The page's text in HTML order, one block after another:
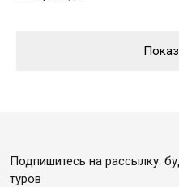
Бразилия
Подпишитесь на рассылку:
туров